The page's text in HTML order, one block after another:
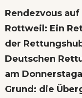
Rendezvous
Rottweil: Ein
der
Deutschen
am
Grund: die